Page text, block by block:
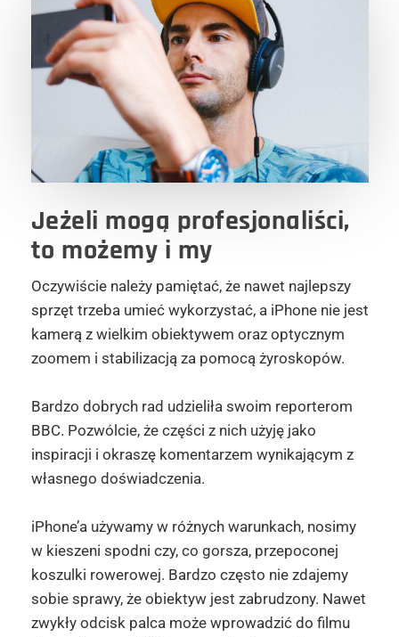
Jeżeli mogą profesjonaliści,
to możemy i my
Oczywiście należy pamiętać, że nawet najlepszy
sprzęt trzeba umieć wykorzystać, a iPhone nie jest
kamerą z wielkim obiektywem oraz optycznym
zoomem i stabilizacją za pomocą żyroskopów.
Bardzo dobrych rad udzieliła swoim reporterom
BBC. Pozwólcie, że części z nich użyję jako
inspiracji i okraszę komentarzem wynikającym z
własnego doświadczenia.
iPhone’a używamy w różnych warunkach, nosimy
w kieszeni spodni czy, co gorsza, przepoconej
koszulki rowerowej. Bardzo często nie zdajemy
sobie sprawy, że obiektyw jest zabrudzony. Nawet
zwykły odcisk palca może wprowadzić do filmu